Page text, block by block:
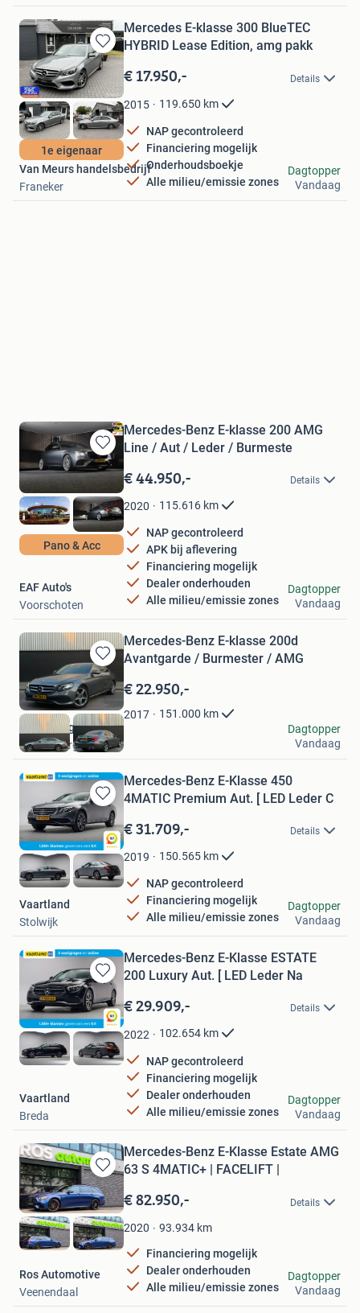
Bewaren
in
Mijn
Favorieten
1e eigenaar
Mercedes E-klasse 300 BlueTEC
HYBRID Lease Edition, amg pakk
€ 17.950,- Details
2015 119.650 km
NAP gecontroleerd
Financiering mogelijk
Onderhoudsboekje
Alle milieu/emissie zones
Van Meurs handelsbedrijf
Franeker
Dagtopper
Vandaag
Bewaren
in
Mijn
Favorieten
Pano & Acc
Mercedes-Benz E-klasse 200 AMG
Line / Aut / Leder / Burmeste
€ 44.950,- Details
2020 115.616 km
NAP gecontroleerd
APK bij aflevering
Financiering mogelijk
Dealer onderhouden
Alle milieu/emissie zones
EAF Auto's
Voorschoten
Dagtopper
Vandaag
Bewaren
in
Mijn
Favorieten
Mercedes-Benz E-klasse 200d
Avantgarde / Burmester / AMG
€ 22.950,-
2017 151.000 km
Rozenberg
Hardenberg
Dagtopper
Vandaag
Bewaren
in
Mijn
Favorieten
Mercedes-Benz E-Klasse 450
4MATIC Premium Aut. [ LED Leder C
€ 31.709,- Details
2019 150.565 km
NAP gecontroleerd
Financiering mogelijk
Alle milieu/emissie zones
Vaartland
Stolwijk
Dagtopper
Vandaag
Bewaren
in
Mijn
Favorieten
Mercedes-Benz E-Klasse ESTATE
200 Luxury Aut. [ LED Leder Na
€ 29.909,- Details
2022 102.654 km
NAP gecontroleerd
Financiering mogelijk
Dealer onderhouden
Alle milieu/emissie zones
Vaartland
Breda
Dagtopper
Vandaag
Bewaren
in
Mijn
Favorieten
Mercedes-Benz E-Klasse Estate AMG
63 S 4MATIC+ | FACELIFT |
€ 82.950,- Details
2020 93.934 km
Financiering mogelijk
Dealer onderhouden
Alle milieu/emissie zones
Ros Automotive
Veenendaal
Dagtopper
Vandaag